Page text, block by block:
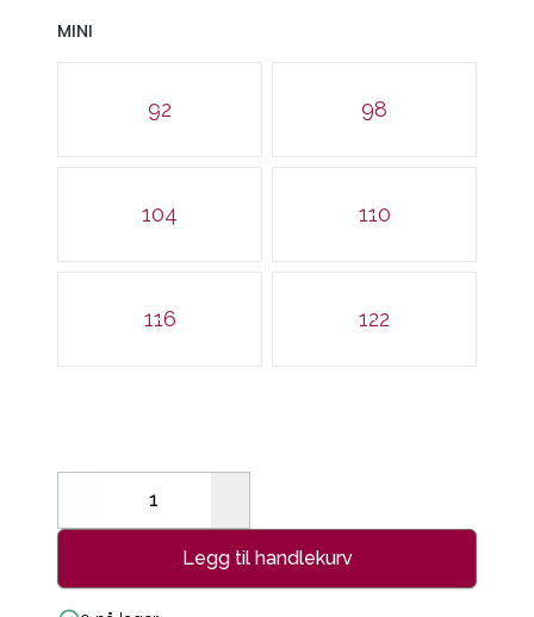
MINI
Velg en MINI
92 98
104 110
116 122
Decrease
Legg til handlekurv